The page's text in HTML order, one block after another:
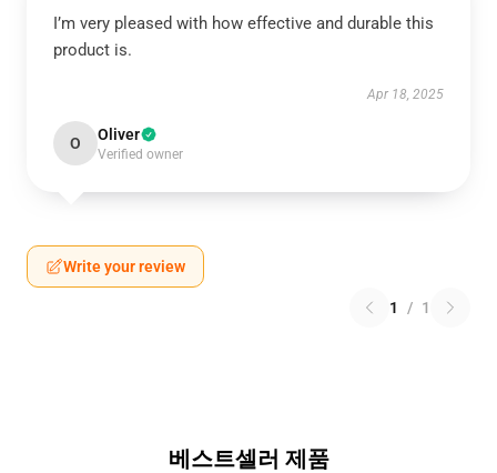
I’m very pleased with how effective and durable this
product is.
Apr 18, 2025
O Oliver
Verified owner
Write your review
1 / 1
베스트셀러 제품